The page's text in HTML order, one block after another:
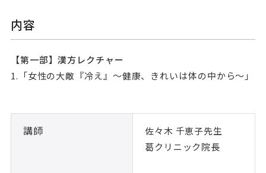
内容
【第一部】漢方レクチャー
1.「女性の大敵『冷え』～健康、きれいは体の中から～」
講師
佐々木 千恵子先生
葛クリニック院長